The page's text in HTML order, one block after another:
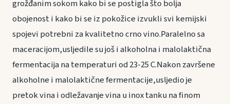
grožđanim sokom kako bi se postigla što bolja
obojenost i kako bi se iz pokožice izvukli svi kemijski
spojevi potrebni za kvalitetno crno vino.Paralelno sa
maceracijom,usljedile su još i alkoholna i malolaktična
fermentacija na temperaturi od 23-25 C.Nakon završene
alkoholne i malolaktične fermentacije,usljedio je
pretok vina i odležavanje vina u inox tanku na finom